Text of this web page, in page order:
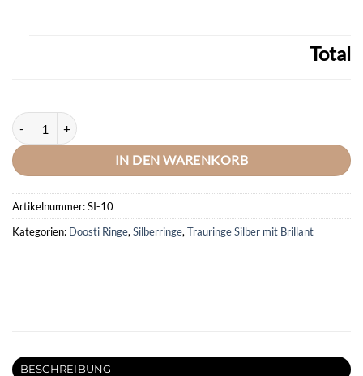
Total
DOOSTI Partnerring / Trauring ANGEL SILVER 925/- Silber mit
IN DEN WARENKORB
Artikelnummer:SI-10
Kategorien: Doosti Ringe, Silberringe, Trauringe Silber mit Brillant
BESCHREIBUNG